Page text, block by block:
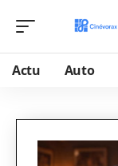
Actu Auto